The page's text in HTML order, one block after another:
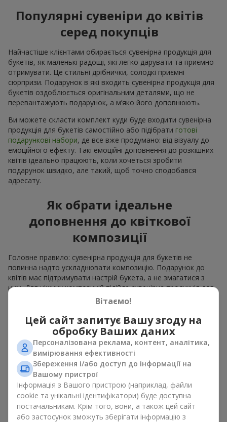
Популярні сувеніри до квітів
серед покупців
Найчастіше клієнтами обирається сувенірна продукція для
букетів, як маленькі радощі, які легко дарувати та приємно
отримувати. Це стильні дрібнички, солодкі приємні
сюрпризи. Подарунок в які входить сувенірна продукція для
букетів оздоблюється оригінальним деталями, що не
перевантажують подарунок, а м’яко його доповнюють.
Ви можете скласти комплект куди буде входити сувенірна
продукція для букетів самостійно або підібрати готові
подарункові набори, де все вже продумано: від візуалу до
емоційного ефекту. Такі емоційні доповнення до розкішних
квітів ідеально працюють, коли хочеться зробити
подарунок швидко, але такий, щоб точно сподобався
адресату.
Як обрати ідеальне
доповнення до квіткової
композиції
Головне правило: сувенірна продукція для букетів не
повинна надто ускладнювати композицію. Подарунок до
квітів має підтримувати настрій букета, а не змагатися з
ним. Для ніжних композицій підійде сувенірна продукція для
букетів, як легкі символічні додатки та легкі елементи
Для яскравих є сенс використати більш сміливі додаткові
акценти, як вишуканіцукеркичи дорогі сувеніри.
Сувенірна продукція для букетів повинна вибиратись,
враховуючи й привід, і людину, якій адресований подарунок.
Якщо сумніваєтесь, яка сувенірна продукція для букетів вам
потрібна — обирайте універсальні маленькі приємності,
широкий вибір яких знайдеться у нашому каталозі.
Сувеніри до букетів на різні свята
Вітаємо!
Цей сайт запитує Вашу згоду на
обробку Ваших даних
Персоналізована реклама, контент, аналітика,
вимірювання ефективності
Збереження і/або доступ до інформації на
Вашому пристрої
Інформація з Вашого пристрою (наприклад, файли
cookie та унікальні ідентифікатори) буде доступна
постачальникам. Крім того, вони, а також цей сайт
або застосунок зможуть зберігати інформацію з